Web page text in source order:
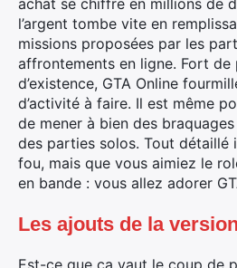
achat se chiffre en millions de
l’argent tombe vite en
missions proposées par les
affrontements en ligne. Fort de
d’existence, GTA Online
d’activité à faire. Il est même
de mener à bien des
des parties solos. Tout détaillé
fou, mais que vous aimiez le
en bande : vous allez adorer
Les ajouts de la
Est-ce que ça vaut le coup de